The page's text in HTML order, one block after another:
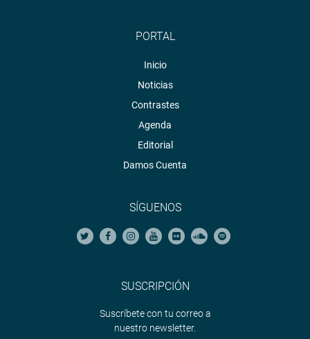
PORTAL
Inicio
Noticias
Contrastes
Agenda
Editorial
Damos Cuenta
SÍGUENOS
SUSCRIPCIÓN
Suscríbete con tu correo a
nuestro newsletter.